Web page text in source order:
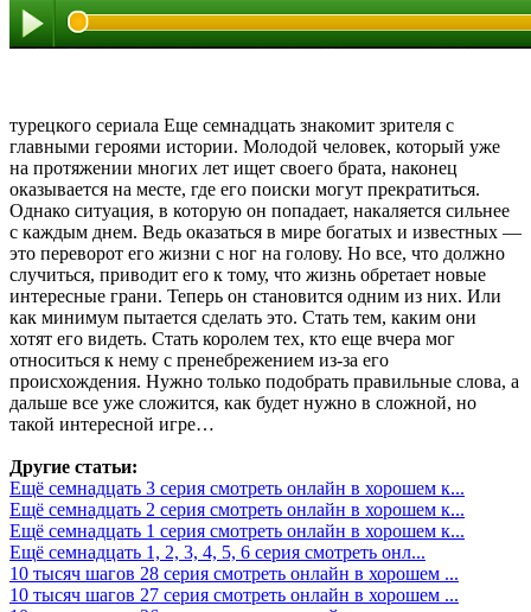
турецкого сериала Еще семнадцать знакомит зрителя с
главными героями истории. Молодой человек, который уже
на протяжении многих лет ищет своего брата, наконец
оказывается на месте, где его поиски могут прекратиться.
Однако ситуация, в которую он попадает, накаляется сильнее
с каждым днем. Ведь оказаться в мире богатых и известных —
это переворот его жизни с ног на голову. Но все, что должно
случиться, приводит его к тому, что жизнь обретает новые
интересные грани. Теперь он становится одним из них. Или
как минимум пытается сделать это. Стать тем, каким они
хотят его видеть. Стать королем тех, кто еще вчера мог
относиться к нему с пренебрежением из-за его
происхождения. Нужно только подобрать правильные слова, а
дальше все уже сложится, как будет нужно в сложной, но
такой интересной игре…
Другие статьи:
Ещё семнадцать 3 серия смотреть онлайн в хорошем к...
Ещё семнадцать 2 серия смотреть онлайн в хорошем к...
Ещё семнадцать 1 серия смотреть онлайн в хорошем к...
Ещё семнадцать 1, 2, 3, 4, 5, 6 серия смотреть онл...
10 тысяч шагов 28 серия смотреть онлайн в хорошем ...
10 тысяч шагов 27 серия смотреть онлайн в хорошем ...